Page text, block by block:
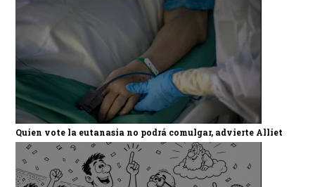
Quien vote la eutanasia no podrá comulgar, advierte Alliet